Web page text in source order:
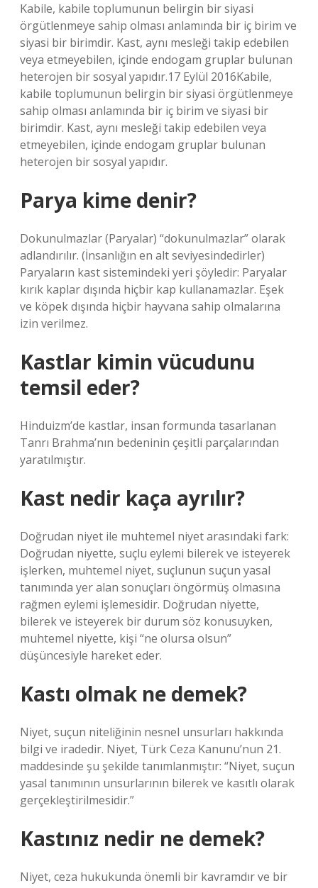
Kabile, kabile toplumunun belirgin bir siyasi
örgütlenmeye sahip olması anlamında bir iç birim ve
siyasi bir birimdir. Kast, aynı mesleği takip edebilen
veya etmeyebilen, içinde endogam gruplar bulunan
heterojen bir sosyal yapıdır.17 Eylül 2016Kabile,
kabile toplumunun belirgin bir siyasi örgütlenmeye
sahip olması anlamında bir iç birim ve siyasi bir
birimdir. Kast, aynı mesleği takip edebilen veya
etmeyebilen, içinde endogam gruplar bulunan
heterojen bir sosyal yapıdır.
Parya kime denir?
Dokunulmazlar (Paryalar) “dokunulmazlar” olarak
adlandırılır. (İnsanlığın en alt seviyesindedirler)
Paryaların kast sistemindeki yeri şöyledir: Paryalar
kırık kaplar dışında hiçbir kap kullanamazlar. Eşek
ve köpek dışında hiçbir hayvana sahip olmalarına
izin verilmez.
Kastlar kimin vücudunu
temsil eder?
Hinduizm’de kastlar, insan formunda tasarlanan
Tanrı Brahma’nın bedeninin çeşitli parçalarından
yaratılmıştır.
Kast nedir kaça ayrılır?
Doğrudan niyet ile muhtemel niyet arasındaki fark:
Doğrudan niyette, suçlu eylemi bilerek ve isteyerek
işlerken, muhtemel niyet, suçlunun suçun yasal
tanımında yer alan sonuçları öngörmüş olmasına
rağmen eylemi işlemesidir. Doğrudan niyette,
bilerek ve isteyerek bir durum söz konusuyken,
muhtemel niyette, kişi “ne olursa olsun”
düşüncesiyle hareket eder.
Kastı olmak ne demek?
Niyet, suçun niteliğinin nesnel unsurları hakkında
bilgi ve iradedir. Niyet, Türk Ceza Kanunu’nun 21.
maddesinde şu şekilde tanımlanmıştır: “Niyet, suçun
yasal tanımının unsurlarının bilerek ve kasıtlı olarak
gerçekleştirilmesidir.”
Kastınız nedir ne demek?
Niyet, ceza hukukunda önemli bir kavramdır ve bir